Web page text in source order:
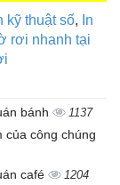
kỹ thuật số, In
rơi nhanh tại
bánh 1137
của công chúng
café 1204